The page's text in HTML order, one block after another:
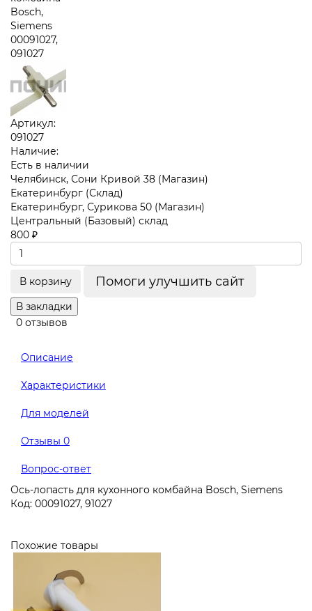
Артикул:
091027
Наличие:
Есть в наличии
Челябинск, Сони Кривой 38 (Магазин)
Екатеринбург (Склад)
Екатеринбург, Сурикова 50 (Магазин)
Центральный (Базовый) склад
800 ₽
В корзину Помоги улучшить сайт
В закладки
0 отзывов
Описание
Характеристики
Для моделей
Отзывы 0
Вопрос-ответ
Ось-лопасть для кухонного комбайна Bosch, Siemens
Код: 00091027, 91027
Похожие товары